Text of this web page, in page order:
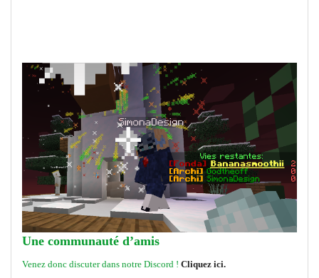
Une communauté d’amis
Venez donc discuter dans notre Discord ! Cliquez ici.